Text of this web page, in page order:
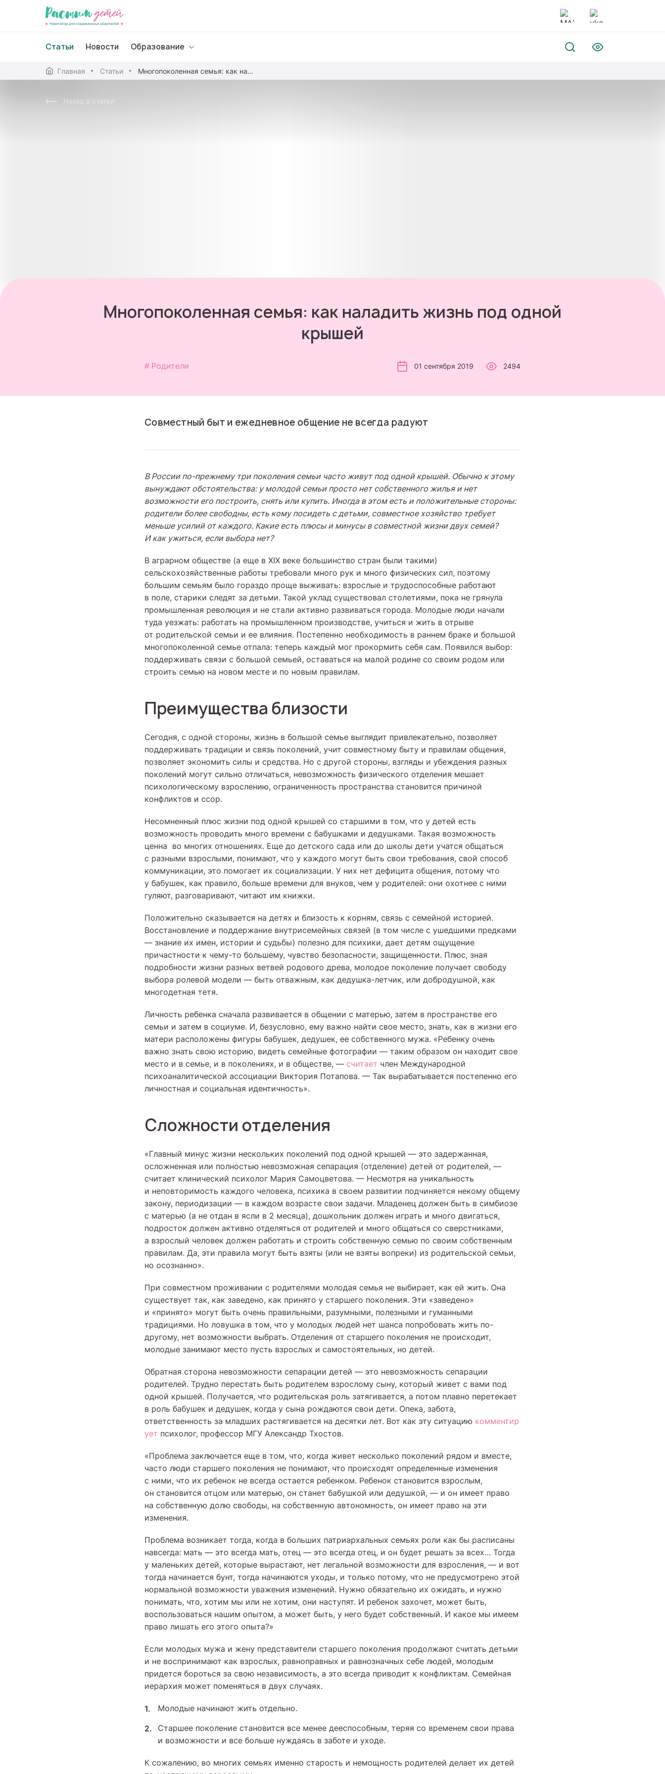
Статьи Новости Образование
Главная Статьи Многопоколенная семья: как наладить жизнь под одной крышей
Назад в статьи
Многопоколенная семья: как наладить жизнь под одной
крышей
Родители 01 сентября 2019 2494
Совместный быт и ежедневное общение не всегда радуют
В России по-прежнему три поколения семьи часто живут под одной крышей. Обычно к этому
вынуждают обстоятельства: у молодой семьи просто нет собственного жилья и нет
возможности его построить, снять или купить. Иногда в этом есть и положительные стороны:
родители более свободны, есть кому посидеть с детьми, совместное хозяйство требует
меньше усилий от каждого. Какие есть плюсы и минусы в совместной жизни двух семей?
И как ужиться, если выбора нет?
В аграрном обществе (а еще в XIX веке большинство стран были такими)
сельскохозяйственные работы требовали много рук и много физических сил, поэтому
большим семьям было гораздо проще выживать: взрослые и трудоспособные работают
в поле, старики следят за детьми. Такой уклад существовал столетиями, пока не грянула
промышленная революция и не стали активно развиваться города. Молодые люди начали
туда уезжать: работать на промышленном производстве, учиться и жить в отрыве
от родительской семьи и ее влияния. Постепенно необходимость в раннем браке и большой
многопоколенной семье отпала: теперь каждый мог прокормить себя сам. Появился выбор:
поддерживать связи с большой семьей, оставаться на малой родине со своим родом или
строить семью на новом месте и по новым правилам.
Преимущества близости
Сегодня, с одной стороны, жизнь в большой семье выглядит привлекательно, позволяет
поддерживать традиции и связь поколений, учит совместному быту и правилам общения,
позволяет экономить силы и средства. Но с другой стороны, взгляды и убеждения разных
поколений могут сильно отличаться, невозможность физического отделения мешает
психологическому взрослению, ограниченность пространства становится причиной
конфликтов и ссор.
Несомненный плюс жизни под одной крышей со старшими в том, что у детей есть
возможность проводить много времени с бабушками и дедушками. Такая возможность
ценна во многих отношениях. Еще до детского сада или до школы дети учатся общаться
с разными взрослыми, понимают, что у каждого могут быть свои требования, свой способ
коммуникации, это помогает их социализации. У них нет дефицита общения, потому что
у бабушек, как правило, больше времени для внуков, чем у родителей: они охотнее с ними
гуляют, разговаривают, читают им книжки.
Положительно сказывается на детях и близость к корням, связь с семейной историей.
Восстановление и поддержание внутрисемейных связей (в том числе с ушедшими предками
— знание их имен, истории и судьбы) полезно для психики, дает детям ощущение
причастности к чему-то большему, чувство безопасности, защищенности. Плюс, зная
подробности жизни разных ветвей родового древа, молодое поколение получает свободу
выбора ролевой модели — быть отважным, как дедушка-летчик, или добродушной, как
многодетная тетя.
Личность ребенка сначала развивается в общении с матерью, затем в пространстве его
семьи и затем в социуме. И, безусловно, ему важно найти свое место, знать, как в жизни его
матери расположены фигуры бабушек, дедушек, ее собственного мужа. «Ребенку очень
важно знать свою историю, видеть семейные фотографии — таким образом он находит свое
место и в семье, и в поколениях, и в обществе, — считает член Международной
психоаналитической ассоциации Виктория Потапова. — Так вырабатывается постепенно его
личностная и социальная идентичность».
Сложности отделения
«Главный минус жизни нескольких поколений под одной крышей — это задержанная,
осложненная или полностью невозможная сепарация (отделение) детей от родителей, —
считает клинический психолог Мария Самоцветова. — Несмотря на уникальность
и неповторимость каждого человека, психика в своем развитии подчиняется некому общему
закону, периодизации — в каждом возрасте свои задачи. Младенец должен быть в симбиозе
с матерью (а не отдан в ясли в 2 месяца), дошкольник должен играть и много двигаться,
подросток должен активно отделяться от родителей и много общаться со сверстниками,
а взрослый человек должен работать и строить собственную семью по своим собственным
правилам. Да, эти правила могут быть взяты (или не взяты вопреки) из родительской семьи,
но осознанно».
При совместном проживании с родителями молодая семья не выбирает, как ей жить. Она
существует так, как заведено, как принято у старшего поколения. Эти «заведено»
и «принято» могут быть очень правильными, разумными, полезными и гуманными
традициями. Но ловушка в том, что у молодых людей нет шанса попробовать жить по-
другому, нет возможности выбрать. Отделения от старшего поколения не происходит,
молодые занимают место пусть взрослых и самостоятельных, но детей.
Обратная сторона невозможности сепарации детей — это невозможность сепарации
родителей. Трудно перестать быть родителем взрослому сыну, который живет с вами под
одной крышей. Получается, что родительская роль затягивается, а потом плавно перетекает
в роль бабушек и дедушек, когда у сына рождаются свои дети. Опека, забота,
ответственность за младших растягивается на десятки лет. Вот как эту ситуацию комментир
ует психолог, профессор МГУ Александр Тхостов.
«Проблема заключается еще в том, что, когда живет несколько поколений рядом и вместе,
часто люди старшего поколения не понимают, что происходят определенные изменения
с ними, что их ребенок не всегда остается ребенком. Ребенок становится взрослым,
он становится отцом или матерью, он станет бабушкой или дедушкой, — и он имеет право
на собственную долю свободы, на собственную автономность, он имеет право на эти
изменения.
Проблема возникает тогда, когда в больших патриархальных семьях роли как бы расписаны
навсегда: мать — это всегда мать, отец — это всегда отец, и он будет решать за всех… Тогда
у маленьких детей, которые вырастают, нет легальной возможности для взросления, — и вот
тогда начинается бунт, тогда начинаются уходы, и только потому, что не предусмотрено этой
нормальной возможности уважения изменений. Нужно обязательно их ожидать, и нужно
понимать, что, хотим мы или не хотим, они наступят. И ребенок захочет, может быть,
воспользоваться нашим опытом, а может быть, у него будет собственный. И какое мы имеем
право лишать его этого опыта?»
Если молодых мужа и жену представители старшего поколения продолжают считать детьми
и не воспринимают как взрослых, равноправных и равнозначных себе людей, молодым
придется бороться за свою независимость, а это всегда приводит к конфликтам. Семейная
иерархия может поменяться в двух случаях.
Молодые начинают жить отдельно.
Старшее поколение становится все менее дееспособным, теряя со временем свои права
и возможности и все больше нуждаясь в заботе и уходе.
К сожалению, во многих семьях именно старость и немощность родителей делает их детей